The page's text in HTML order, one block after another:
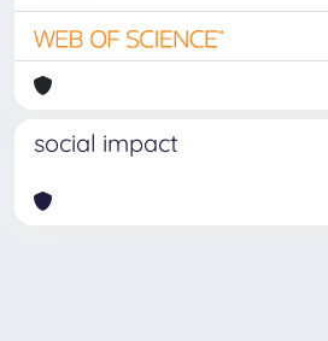
social impact